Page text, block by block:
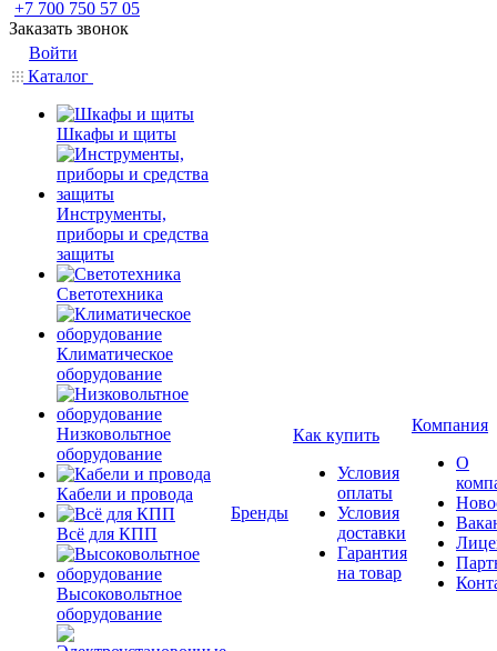
+7 700 750 57 05
Заказать звонок
Войти
Каталог
Шкафы и щиты
Инструменты,
приборы и средства
защиты
Светотехника
Климатическое
оборудование
Низковольтное
оборудование
Кабели и провода
Всё для КПП
Высоковольтное
оборудование
Бренды
Как купить
Условия
оплаты
Условия
доставки
Гарантия
на товар
Компания
О